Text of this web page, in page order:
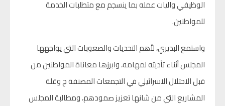
الوظيفي واليات عمله بما ينسجم مع متطلبات الخدمة
للمواطنين.
واستمع البديري، لأهم التحديات والصعوبات التي يواجهها
المجلس أثناء تأديته لمهامه، وابرزها معاناة المواطنين من
قبل الاحتلال الاسرائيلي في التجمعات المصنفة ج وقلة
المشاريع التي من شانها تعزيز صمودهم، ومطالبة المجلس